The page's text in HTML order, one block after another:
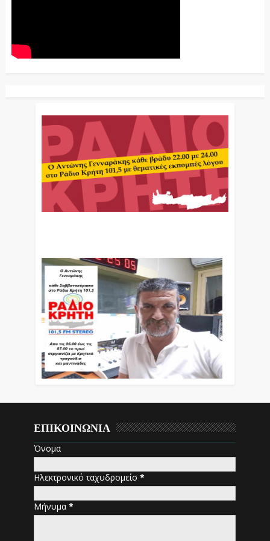
ΕΠΙΚΟΙΝΩΝΙΑ
Όνομα
Ηλεκτρονικό ταχυδρομείο*
Μήνυμα*